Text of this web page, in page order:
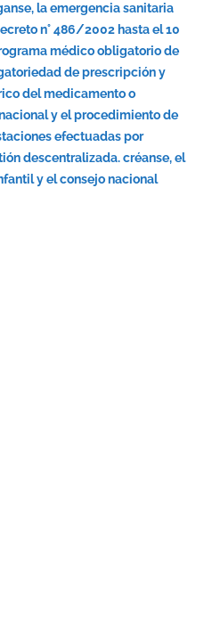
la emergencia sanitaria
n° 486/2002 hasta el 10
médico obligatorio de
de prescripción y
del medicamento o
y el procedimiento de
efectuadas por
descentralizada. créanse, el
y el consejo nacional